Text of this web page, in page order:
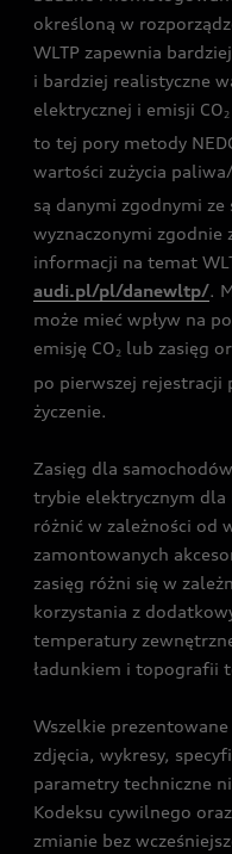
określoną w
WLTP zapewnia
i bardziej realistyczne
elektrycznej i emisji CO2
to tej pory metody
wartości zużycia
są danymi zgodnymi
wyznaczonymi zgodnie
informacji na temat
audi.pl/pl/danewltp/.
może mieć wpływ na
emisję CO2 lub zasięg
po pierwszej rejestracji
życzenie.
Zasięg dla
trybie elektrycznym dla
różnić w zależności od
zamontowanych
zasięg różni się w
korzystania z
temperatury
ładunkiem i topografii
Wszelkie
zdjęcia, wykresy,
parametry techniczne
Kodeksu cywilnego
zmianie bez